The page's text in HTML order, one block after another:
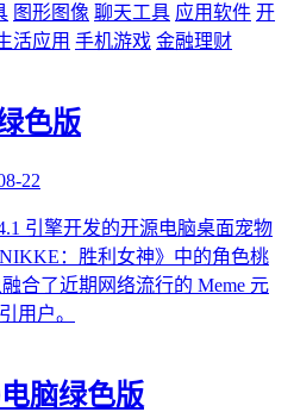
图形图像 聊天工具 应用软件 开
活应用 手机游戏 金融理财
色版
22
引擎开发的开源电脑桌面宠物
：胜利女神》中的角色桃
合了近期网络流行的 Meme 元
用户。
脑绿色版